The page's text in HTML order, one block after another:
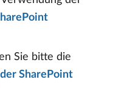
Sie bitte die
SharePoint